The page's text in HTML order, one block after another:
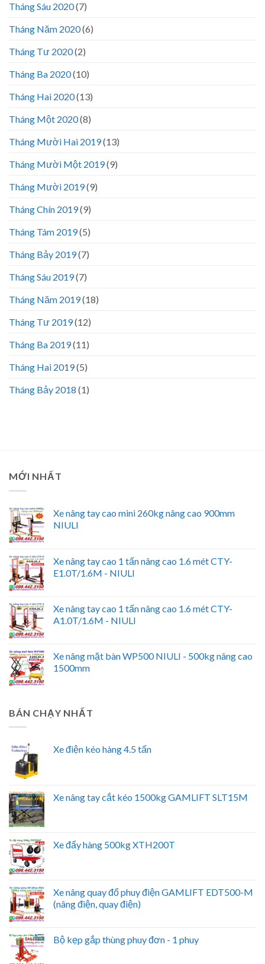
Tháng Sáu 2020(7)
Tháng Năm 2020(6)
Tháng Tư 2020(2)
Tháng Ba 2020(10)
Tháng Hai 2020(13)
Tháng Một 2020(8)
Tháng Mười Hai 2019(13)
Tháng Mười Một 2019(9)
Tháng Mười 2019(9)
Tháng Chín 2019(9)
Tháng Tám 2019(5)
Tháng Bảy 2019(7)
Tháng Sáu 2019(7)
Tháng Năm 2019(18)
Tháng Tư 2019(12)
Tháng Ba 2019(11)
Tháng Hai 2019(5)
Tháng Bảy 2018 (1)
MỚI NHẤT
Xe nâng tay cao mini 260kg nâng cao 900mm
NIULI
Xe nâng tay cao 1 tấn nâng cao 1.6 mét CTY-
E1.0T/1.6M - NIULI
Xe nâng tay cao 1 tấn nâng cao 1.6 mét CTY-
A1.0T/1.6M - NIULI
Xe nâng mặt bàn WP500 NIULI - 500kg nâng cao
1500mm
BÁN CHẠY NHẤT
Xe điện kéo hàng 4.5 tấn
Xe nâng tay cắt kéo 1500kg GAMLIFT SLT15M
Xe đẩy hàng 500kg XTH200T
Xe nâng quay đổ phuy điện GAMLIFT EDT500-M
(nâng điện, quay điện)
Bộ kẹp gắp thùng phuy đơn - 1 phuy